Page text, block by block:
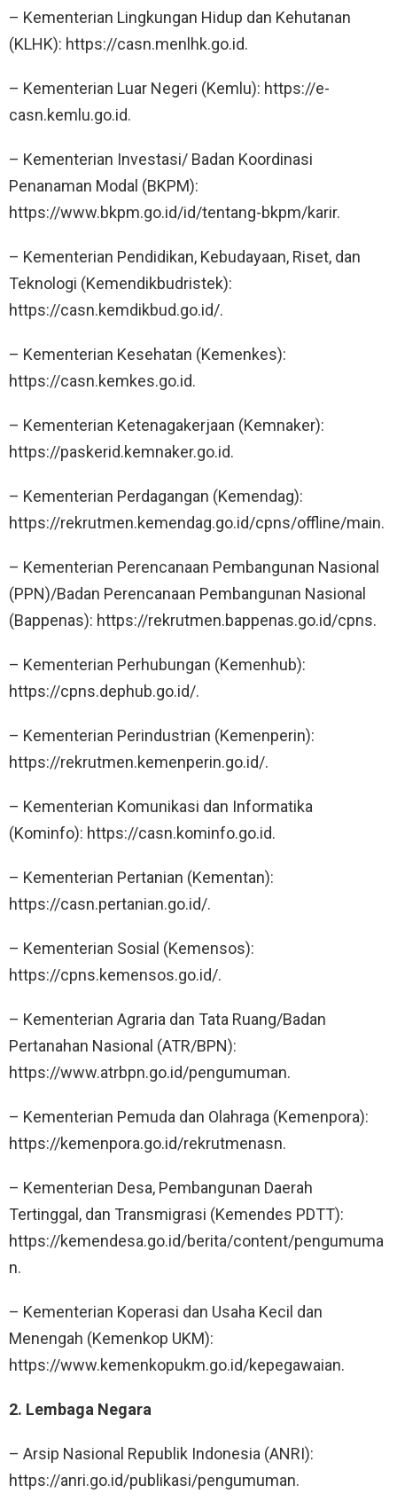
– Kementerian Lingkungan Hidup dan Kehutanan
(KLHK): https://casn.menlhk.go.id.
– Kementerian Luar Negeri (Kemlu): https://e-
casn.kemlu.go.id.
– Kementerian Investasi/ Badan Koordinasi
Penanaman Modal (BKPM):
https://www.bkpm.go.id/id/tentang-bkpm/karir.
– Kementerian Pendidikan, Kebudayaan, Riset, dan
Teknologi (Kemendikbudristek):
https://casn.kemdikbud.go.id/.
– Kementerian Kesehatan (Kemenkes):
https://casn.kemkes.go.id.
– Kementerian Ketenagakerjaan (Kemnaker):
https://paskerid.kemnaker.go.id.
– Kementerian Perdagangan (Kemendag):
https://rekrutmen.kemendag.go.id/cpns/offline/main.
– Kementerian Perencanaan Pembangunan Nasional
(PPN)/Badan Perencanaan Pembangunan Nasional
(Bappenas): https://rekrutmen.bappenas.go.id/cpns.
– Kementerian Perhubungan (Kemenhub):
https://cpns.dephub.go.id/.
– Kementerian Perindustrian (Kemenperin):
https://rekrutmen.kemenperin.go.id/.
– Kementerian Komunikasi dan Informatika
(Kominfo): https://casn.kominfo.go.id.
– Kementerian Pertanian (Kementan):
https://casn.pertanian.go.id/.
– Kementerian Sosial (Kemensos):
https://cpns.kemensos.go.id/.
– Kementerian Agraria dan Tata Ruang/Badan
Pertanahan Nasional (ATR/BPN):
https://www.atrbpn.go.id/pengumuman.
– Kementerian Pemuda dan Olahraga (Kemenpora):
https://kemenpora.go.id/rekrutmenasn.
– Kementerian Desa, Pembangunan Daerah
Tertinggal, dan Transmigrasi (Kemendes PDTT):
https://kemendesa.go.id/berita/content/pengumuma
n.
– Kementerian Koperasi dan Usaha Kecil dan
Menengah (Kemenkop UKM):
https://www.kemenkopukm.go.id/kepegawaian.
2. Lembaga Negara
– Arsip Nasional Republik Indonesia (ANRI):
https://anri.go.id/publikasi/pengumuman.